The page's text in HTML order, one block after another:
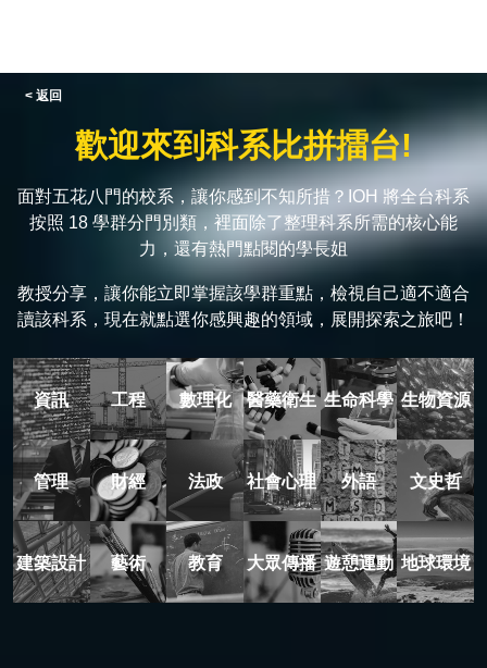
< 返回
歡迎來到科系比拼擂台!
面對五花八門的校系，讓你感到不知所措？IOH 將全台科系
按照 18 學群分門別類，裡面除了整理科系所需的核心能
力，還有熱門點閱的學長姐
教授分享，讓你能立即掌握該學群重點，檢視自己適不適合
讀該科系，現在就點選你感興趣的領域，展開探索之旅吧！
資訊 工程 數理化 醫藥衛生 生命科學 生物資源
管理 財經 法政 社會心理 外語 文史哲
建築設計 藝術 教育 大眾傳播 遊憩運動 地球環境